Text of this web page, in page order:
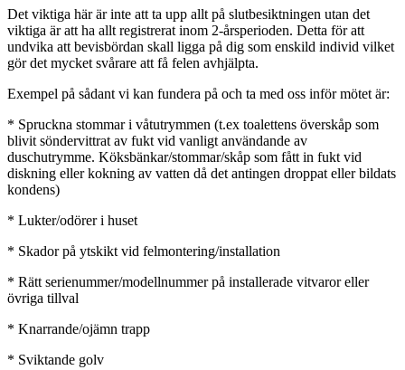
Det viktiga här är inte att ta upp allt på slutbesiktningen utan det
viktiga är att ha allt registrerat inom 2-årsperioden. Detta för att
undvika att bevisbördan skall ligga på dig som enskild individ vilket
gör det mycket svårare att få felen avhjälpta.
Exempel på sådant vi kan fundera på och ta med oss inför mötet är:
* Spruckna stommar i våtutrymmen (t.ex toalettens överskåp som
blivit söndervittrat av fukt vid vanligt användande av
duschutrymme. Köksbänkar/stommar/skåp som fått in fukt vid
diskning eller kokning av vatten då det antingen droppat eller bildats
kondens)
* Lukter/odörer i huset
* Skador på ytskikt vid felmontering/installation
* Rätt serienummer/modellnummer på installerade vitvaror eller
övriga tillval
* Knarrande/ojämn trapp
* Sviktande golv